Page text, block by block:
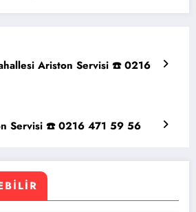
Ariston Servisi ☎️ 0216
Servisi ☎️ 0216 471 59 56